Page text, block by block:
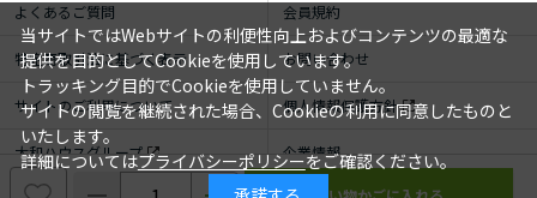
よくあるご質問 会員規約
特定商取引法に基づく表示 お問い合わせ
サイトのご利用について 個人情報保護方針
大和ハウスグループ 企業情報
当サイトではWebサイトの利便性向上およびコンテンツの最適な
提供を目的としてCookieを使用しています。
トラッキング目的でCookieを使用していません。
サイトの閲覧を継続された場合、Cookieの利用に同意したものと
いたします。
詳細についてはプライバシーポリシーをご確認ください。